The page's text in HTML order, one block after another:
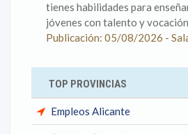
tienes habilidades para
jóvenes con talento y
Publicación: 05/08/2026 -
TOP PROVINCIAS
Empleos Alicante